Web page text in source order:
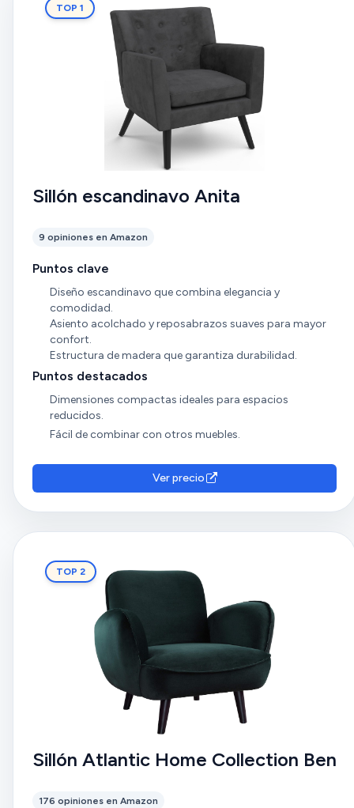
TOP 1
Sillón escandinavo Anita
9 opiniones en Amazon
Puntos clave
Diseño escandinavo que combina elegancia y
comodidad.
Asiento acolchado y reposabrazos suaves para mayor
confort.
Estructura de madera que garantiza durabilidad.
Puntos destacados
Dimensiones compactas ideales para espacios
reducidos.
Fácil de combinar con otros muebles.
Ver precio
TOP 2
Sillón Atlantic Home Collection Ben
176 opiniones en Amazon